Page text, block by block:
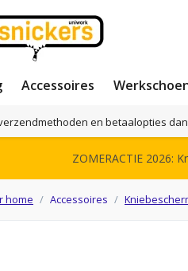
Accessoires
en betaalopties
ZOMERACTIE 2026:
home Accessoires